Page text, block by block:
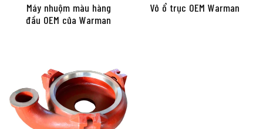
Máy nhuộm màu hàng
đầu OEM của Warman
Vỏ ổ trục OEM Warman